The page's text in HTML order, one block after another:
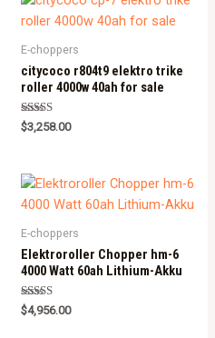
E-choppers
citycoco r804t9 elektro trike
roller 4000w 40ah for sale
Rated
5.00
$3,258.00
E-choppers
Elektroroller Chopper hm-6
4000 Watt 60ah Lithium-Akku
Rated
5.00
$4,956.00